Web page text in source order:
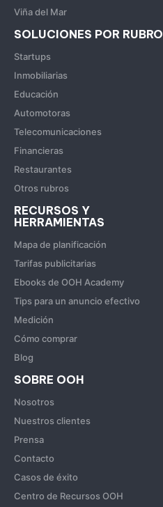
Viña del Mar
SOLUCIONES POR RUBRO
Startups
Inmobiliarias
Educación
Automotoras
Telecomunicaciones
Financieras
Restaurantes
Otros rubros
RECURSOS Y
HERRAMIENTAS
Mapa de planificación
Tarifas publicitarias
Ebooks de OOH Academy
Tips para un anuncio efectivo
Medición
Cómo comprar
Blog
SOBRE OOH
Nosotros
Nuestros clientes
Prensa
Contacto
Casos de éxito
Centro de Recursos OOH